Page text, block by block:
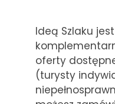
Ideą Szlaku
oferty
(turysty